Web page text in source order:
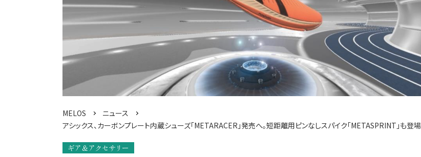
MELOS
ニュース
アシックス、カーボンプレート内蔵シューズ「METARACER」発売へ。短距離用ピンなしスパイク「METASPRINT」も登場
ギア＆アクセサリー